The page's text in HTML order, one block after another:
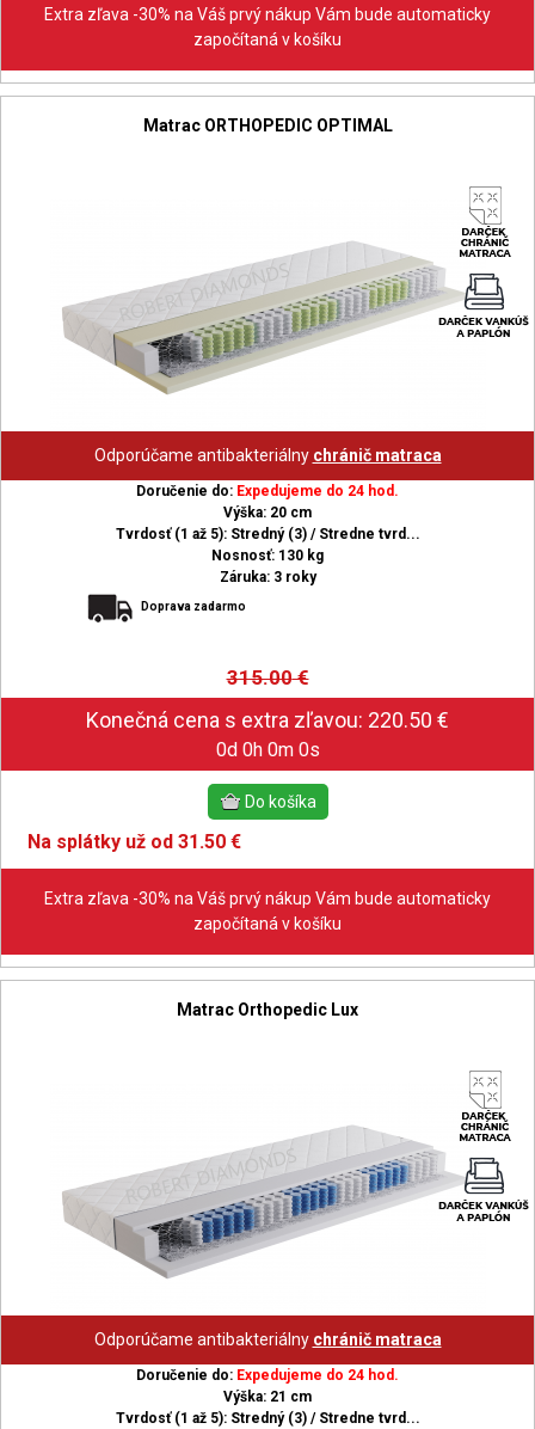
Extra zľava -30% na Váš prvý nákup Vám bude automaticky
započítaná v košíku
Matrac ORTHOPEDIC OPTIMAL
Odporúčame antibakteriálny chránič matraca
Doručenie do: Expedujeme do 24 hod.
Výška: 20 cm
Tvrdosť (1 až 5): Stredný (3) / Stredne tvrd...
Nosnosť: 130 kg
Záruka: 3 roky
Doprava zadarmo
315.00€
0d 0h 0m 0s
Na splátky už od 31.50 €
Extra zľava -30% na Váš prvý nákup Vám bude automaticky
započítaná v košíku
Matrac Orthopedic Lux
Odporúčame antibakteriálny chránič matraca
Doručenie do: Expedujeme do 24 hod.
Výška: 21 cm
Tvrdosť (1 až 5): Stredný (3) / Stredne tvrd...